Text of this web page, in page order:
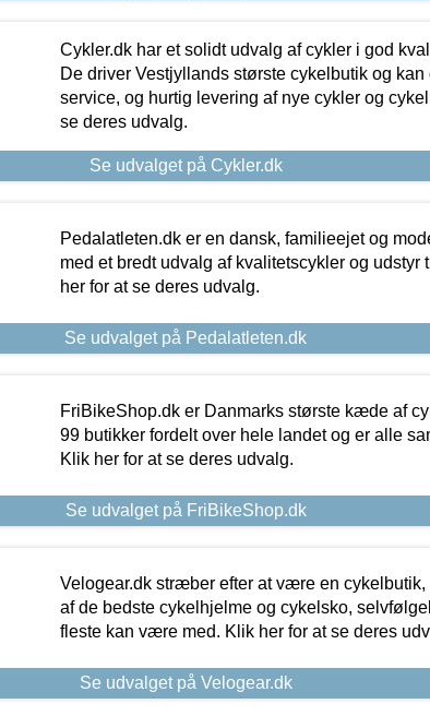
Cykler.dk har et solidt udvalg af cykler i god
De driver Vestjyllands største cykelbutik og kan
service, og hurtig levering af nye cykler og
se deres udvalg.
Se udvalget på Cykler.dk
Pedalatleten.dk er en dansk, familieejet og
med et bredt udvalg af kvalitetscykler og udstyr
her for at se deres udvalg.
Se udvalget på Pedalatleten.dk
FriBikeShop.dk er Danmarks største kæde af
99 butikker fordelt over hele landet og er alle
Klik her for at se deres udvalg.
Se udvalget på FriBikeShop.dk
Velogear.dk stræber efter at være en cykelbutik,
af de bedste cykelhjelme og cykelsko,
fleste kan være med. Klik her for at se deres
Se udvalget på Velogear.dk